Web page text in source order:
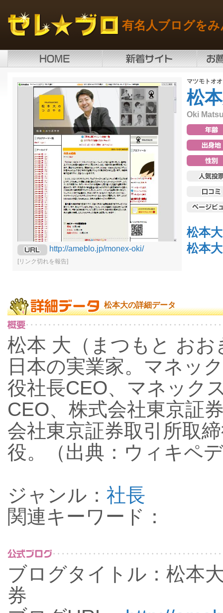
有名人ブログを
http://ameblo.jp/monex-oki/
[リンク切れを報告]
マツモトオ
松
Oki
松本
松本
松本大の詳細データ
松本 大（まつもと お
日本の実業家。マネッ
役社長CEO、マネック
CEO、株式会社東京証
会社東京証券取引所取
役。（出典：ウィキペ
ジャンル： 社長
関連キーワード：
ブログタイトル：松本
券